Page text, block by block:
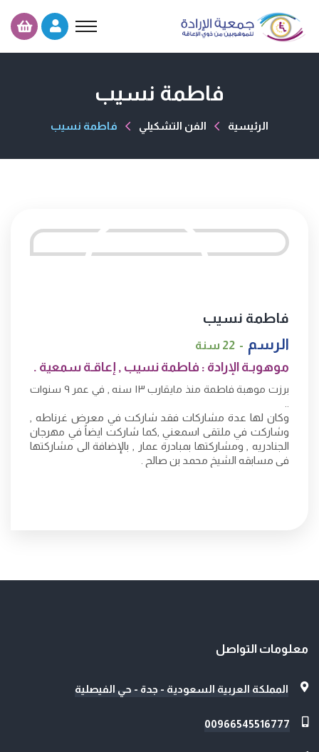
فاطمة نسيب
الرئيسية الفن التشكيلي فاطمة نسيب
فاطمة نسيب
الرسم 22 سنة
موهوبـة الإرادة : فاطمة نسيب , إعاقـة سمعية .
برزت موهبة فاطمة منذ مايقارب ١٣ سنه , في عمر ٩ سنوات
وكان لها عدة مشاركات فقد شاركت في معرض غرناطه ,
وشاركت في ملتقى اسمعني ,كما شاركت ايضاً في مهرجان
الجنادريه , ومشاركتها بمبادرة عمار , بالإضافة الى مشاركتها
في مسابقه الشيخ محمد بن صالح .
معلومات التواصل
المملكة العربية السعودية - جدة - حي الفيصلية
00966545516777